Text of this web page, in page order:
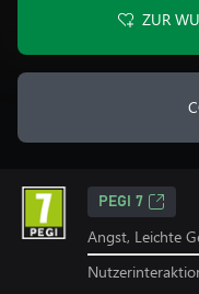
ZUR
PEGI 7
Angst, Leichte